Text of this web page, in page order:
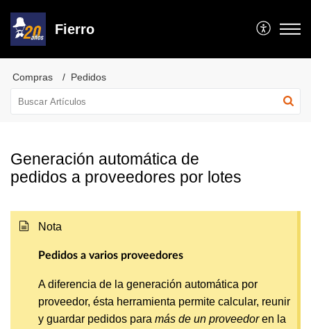
Fierro
Compras Pedidos
Generación automática de
pedidos a proveedores por lotes
Nota
Pedidos a varios proveedores
A diferencia de la generación automática por
proveedor, ésta herramienta permite calcular, reunir
y guardar pedidos para más de un proveedoren la